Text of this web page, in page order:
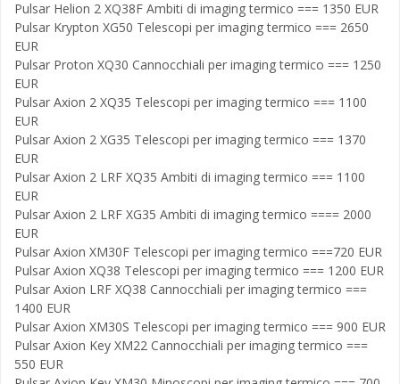
Pulsar Helion 2 XQ38F Ambiti di imaging termico === 1350 EUR
Pulsar Krypton XG50 Telescopi per imaging termico === 2650
EUR
Pulsar Proton XQ30 Cannocchiali per imaging termico === 1250
EUR
Pulsar Axion 2 XQ35 Telescopi per imaging termico === 1100
EUR
Pulsar Axion 2 XG35 Telescopi per imaging termico === 1370
EUR
Pulsar Axion 2 LRF XQ35 Ambiti di imaging termico === 1100
EUR
Pulsar Axion 2 LRF XG35 Ambiti di imaging termico ==== 2000
EUR
Pulsar Axion XM30F Telescopi per imaging termico ===720 EUR
Pulsar Axion XQ38 Telescopi per imaging termico === 1200 EUR
Pulsar Axion LRF XQ38 Cannocchiali per imaging termico ===
1400 EUR
Pulsar Axion XM30S Telescopi per imaging termico === 900 EUR
Pulsar Axion Key XM22 Cannocchiali per imaging termico ===
550 EUR